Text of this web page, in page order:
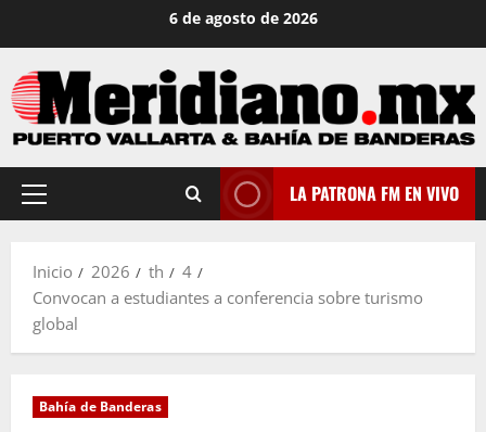
contenido
6 de agosto de 2026
Menú
LA PATRONA FM EN VIVO
Inicio 2026 th
4
Convocan a estudiantes a conferencia sobre turismo
global
Bahía de Banderas